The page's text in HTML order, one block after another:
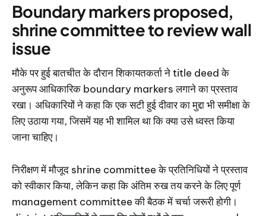
Boundary markers proposed,
shrine committee to review wall
issue
मौके पर हुई बातचीत के दौरान शिकायतकर्ता ने title deed के
अनुरूप आधिकारिक boundary markers लगाने का प्रस्ताव
रखा। अधिकारियों ने कहा कि एक सटी हुई दीवार का मुद्दा भी समीक्षा के
लिए उठाया गया, जिसमें यह भी शामिल था कि क्या उसे ध्वस्त किया
जाना चाहिए।
निरीक्षण में मौजूद shrine committee के प्रतिनिधियों ने प्रस्ताव
को स्वीकार किया, लेकिन कहा कि अंतिम रुख तय करने के लिए पूर्ण
management committee की बैठक में चर्चा जरूरी होगी।